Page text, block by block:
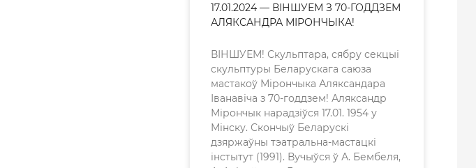
17.01.2024 — ВІНШУЕМ З 70-ГОДДЗЕМ
АЛЯКСАНДРА МІРОНЧЫКА!
ВІНШУЕМ! Скульптара, сябру секцыі
скульптуры Беларускага саюза
мастакоў Мірончыка Аляксандара
Іванавіча з 70-годдзем! Аляксандр
Мірончык нарадзіўся 17.01. 1954 у
Мінску. Скончыў Беларускі
дзяржаўны тэатральна-мастацкі
інстытут (1991). Вучыўся ў А. Бембеля,